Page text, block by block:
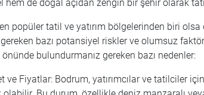
hem de doğal açıdan zengin bir şehir olarak
popüler tatil ve yatırım bölgelerinden biri olsa
bazı potansiyel riskler ve olumsuz
bulundurmanız gereken bazı nedenler:
ve Fiyatlar: Bodrum, yatırımcılar ve tatilciler